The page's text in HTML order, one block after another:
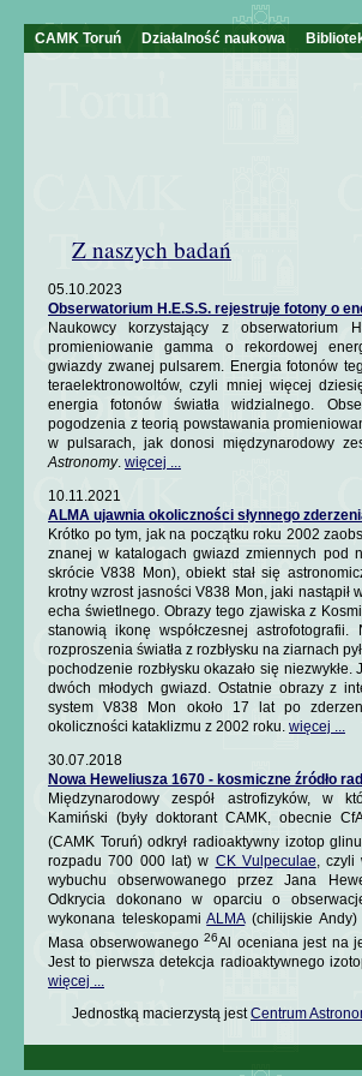
CAMK Toruń Działalność naukowa
Z naszych badań
05.10.2023
Obserwatorium H.E.S.S. rejestruje fotony o
Naukowcy korzystający z obserwatorium
promieniowanie gamma o rekordowej
gwiazdy zwanej pulsarem. Energia fotonów
teraelektronowoltów, czyli mniej więcej
energia fotonów światła widzialnego.
pogodzenia z teorią powstawania
w pulsarach, jak donosi międzynarodowy
Astronomy. więcej ...
10.11.2021
ALMA ujawnia okoliczności słynnego
Krótko po tym, jak na początku roku 2002
znanej w katalogach gwiazd zmiennych pod
skrócie V838 Mon), obiekt stał się
krotny wzrost jasności V838 Mon, jaki nastąpił
echa świetlnego. Obrazy tego zjawiska z
stanowią ikonę współczesnej
rozproszenia światła z rozbłysku na ziarnach
pochodzenie rozbłysku okazało się niezwykłe.
dwóch młodych gwiazd. Ostatnie obrazy z
system V838 Mon około 17 lat po
okoliczności kataklizmu z 2002 roku. więcej ...
30.07.2018
Nowa Heweliusza 1670 - kosmiczne źródło
Międzynarodowy zespół astrofizyków, w
Kamiński (były doktorant CAMK, obecnie
(CAMK Toruń) odkrył radioaktywny izotop
rozpadu 700 000 lat) w CK Vulpeculae ,
wybuchu obserwowanego przez Jana
Odkrycia dokonano w oparciu o
wykonana teleskopamiALMA(chilijskie Andy)
Masa obserwowanego26Al oceniana jest na
Jest to pierwsza detekcja radioaktywnego
więcej ...
Jednostką macierzystą jestCentrum